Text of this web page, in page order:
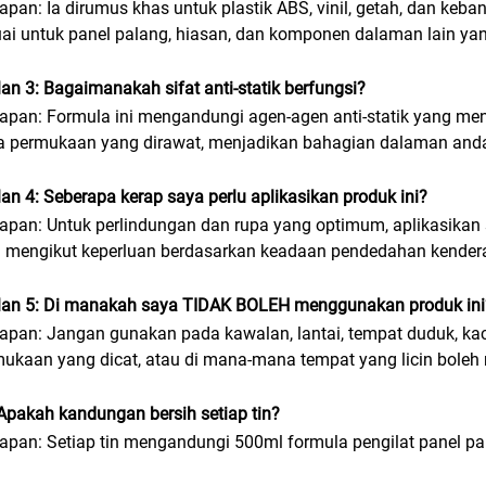
Ia dirumus khas untuk plastik ABS, vinil, getah, dan
untuk panel palang, hiasan, dan komponen dalaman lain
3: Bagaimanakah sifat anti-statik berfungsi?
Formula ini mengandungi agen-agen anti-statik yang
permukaan yang dirawat, menjadikan bahagian dalaman
4: Seberapa kerap saya perlu aplikasikan produk ini?
Untuk perlindungan dan rupa yang optimum,
mengikut keperluan berdasarkan keadaan pendedahan
5: Di manakah saya TIDAK BOLEH menggunakan produk
Jangan gunakan pada kawalan, lantai, tempat duduk,
yang dicat, atau di mana-mana tempat yang licin boleh
kandungan bersih setiap tin?
Setiap tin mengandungi 500ml formula pengilat panel